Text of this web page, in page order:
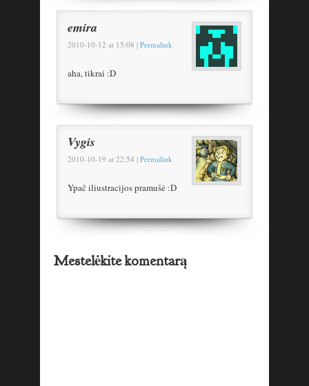
emira
2010-10-12 at 15:08 | Permalink
aha, tikrai :D
Vygis
2010-10-19 at 22:54 | Permalink
Ypač iliustracijos pramušė :D
Mestelėkite komentarą